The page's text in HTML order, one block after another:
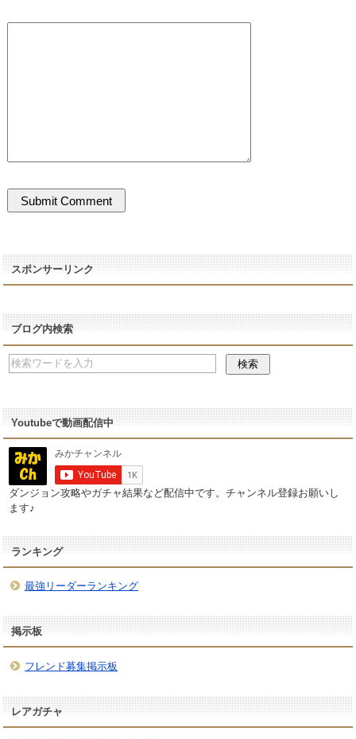
スポンサーリンク
ブログ内検索
Youtubeで動画配信中
ダンジョン攻略やガチャ結果など配信中です。チャンネル登録お願いし
ます♪
ランキング
最強リーダーランキング
掲示板
フレンド募集掲示板
レアガチャ